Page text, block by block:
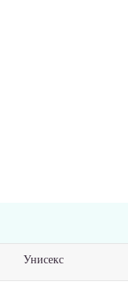
Унисекс